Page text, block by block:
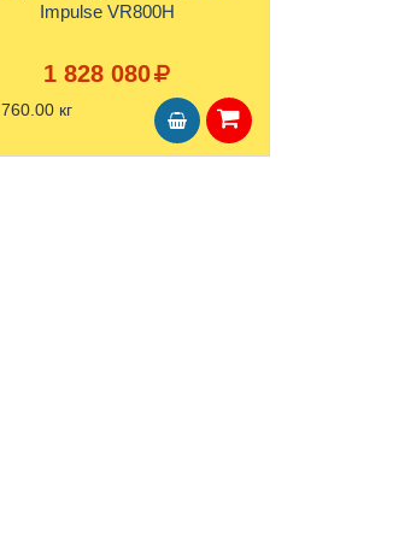
Impulse VR800H
1 828 080
760.00 кг